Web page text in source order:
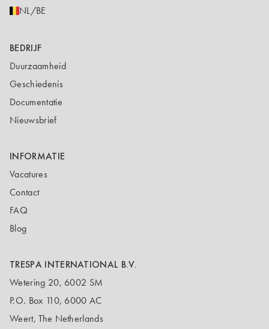
NL/BE
BEDRIJF
Duurzaamheid
Geschiedenis
Documentatie
Nieuwsbrief
INFORMATIE
Vacatures
Contact
FAQ
Blog
TRESPA INTERNATIONAL B.V.
Wetering 20, 6002 SM
P.O. Box 110, 6000 AC
Weert, The Netherlands